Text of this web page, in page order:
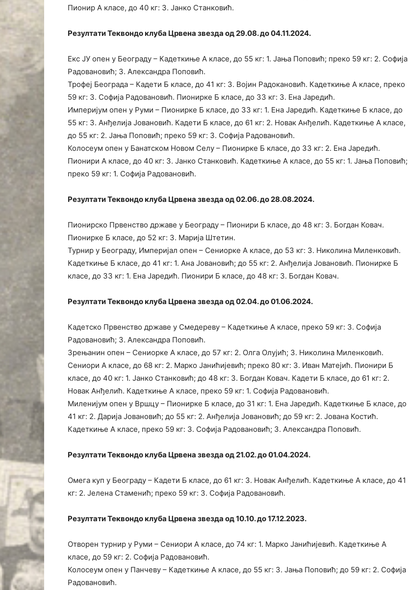
Пионир А класе, до 40 кг: 3. Јанко Станковић.
Резултати Теквондо клуба Црвена звезда од 29.08. до 04.11.2024.
Екс ЈУ опен у Београду – Кадеткиње А класе, до 55 кг: 1. Јања Поповић; преко 59 кг: 2. Софија
Радовановић; 3. Александра Поповић.
Трофеј Београда – Кадети Б класе, до 41 кг: 3. Војин Радокановић. Кадеткиње А класе, преко
59 кг: 3. Софија Радовановић. Пионирке Б класе, до 33 кг: 3. Ена Јаредић.
Империјум опен у Руми – Пионирке Б класе, до 33 кг: 1. Ена Јаредић. Кадеткиње Б класе, до
55 кг: 3. Анђелија Јовановић. Кадети Б класе, до 61 кг: 2. Новак Анђелић. Кадеткиње А класе,
до 55 кг: 2. Јања Поповић; преко 59 кг: 3. Софија Радовановић.
Колосеум опен у Банатском Новом Селу – Пионирке Б класе, до 33 кг: 2. Ена Јаредић.
Пионири А класе, до 40 кг: 3. Јанко Станковић. Кадеткиње А класе, до 55 кг: 1. Јања Поповић;
преко 59 кг: 1. Софија Радовановић.
Резултати Теквондо клуба Црвена звезда од 02.06. до 28.08.2024.
Пионирско Првенство државе у Београду – Пионири Б класе, до 48 кг: 3. Богдан Ковач.
Пионирке Б класе, до 52 кг: 3. Марија Штетин.
Турнир у Београду, Империјал опен – Сениорке А класе, до 53 кг: 3. Николина Миленковић.
Кадеткиње Б класе, до 41 кг: 1. Ана Јовановић; до 55 кг: 2. Анђелија Јовановић. Пионирке Б
класе, до 33 кг: 1. Ена Јаредић. Пионири Б класе, до 48 кг: 3. Богдан Ковач.
Резултати Теквондо клуба Црвена звезда од 02.04. до 01.06.2024.
Кадетско Првенство државе у Смедереву – Кадеткиње А класе, преко 59 кг: 3. Софија
Радовановић; 3. Александра Поповић.
Зрењанин опен – Сениорке А класе, до 57 кг: 2. Олга Олујић; 3. Николина Миленковић.
Сениори А класе, до 68 кг: 2. Марко Јанићијевић; преко 80 кг: 3. Иван Матејић. Пионири Б
класе, до 40 кг: 1. Јанко Станковић; до 48 кг: 3. Богдан Ковач. Кадети Б класе, до 61 кг: 2.
Новак Анђелић. Кадеткиње А класе, преко 59 кг: 1. Софија Радовановић.
Миленијум опен у Вршцу – Пионирке Б класе, до 31 кг: 1. Ена Јаредић. Кадеткиње Б класе, до
41 кг: 2. Дарија Јовановић; до 55 кг: 2. Анђелија Јовановић; до 59 кг: 2. Јована Костић.
Кадеткиње А класе, преко 59 кг: 3. Софија Радовановић; 3. Александра Поповић.
Резултати Теквондо клуба Црвена звезда од 21.02. до 01.04.2024.
Омега куп у Београду – Кадети Б класе, до 61 кг: 3. Новак Анђелић. Кадеткиње А класе, до 41
кг: 2. Јелена Стаменић; преко 59 кг: 3. Софија Радовановић.
Резултати Теквондо клуба Црвена звезда од 10.10. до 17.12.2023.
Отворен турнир у Руми – Сениори А класе, до 74 кг: 1. Марко Јанићијевић. Кадеткиње А
класе, до 59 кг: 2. Софија Радовановић.
Колосеум опен у Панчеву – Кадеткиње А класе, до 55 кг: 3. Јања Поповић; до 59 кг: 2. Софија
Радовановић.